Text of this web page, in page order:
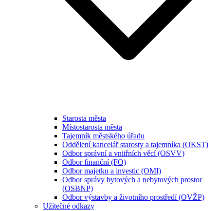
Starosta města
Místostarosta města
Tajemník městského úřadu
Oddělení kancelář starosty a tajemníka (OKST)
Odbor správní a vnitřních věcí (OSVV)
Odbor finanční (FO)
Odbor majetku a investic (OMI)
Odbor správy bytových a nebytových prostor
(OSBNP)
Odbor výstavby a životního prostředí (OVŽP)
Užitečné odkazy